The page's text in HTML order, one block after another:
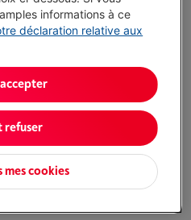
COMBINATION LOCK
informations à ce
déclaration relative aux
mes cookies
refuser